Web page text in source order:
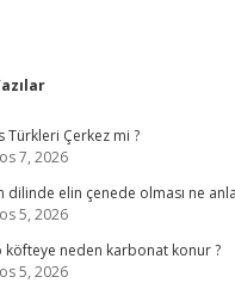
Türkleri Çerkez mi ?
7, 2026
dilinde elin çenede olması ne
5, 2026
köfteye neden karbonat konur ?
5, 2026